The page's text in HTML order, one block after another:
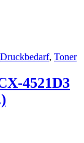
Druckbedarf, Toner
4521D3